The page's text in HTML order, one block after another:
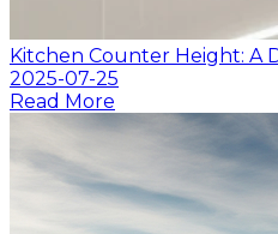
Kitchen Counter Height: A
2025-07-25
Read More